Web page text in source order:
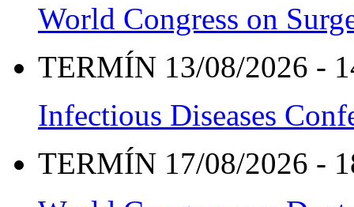
World Congress on
TERMÍN 13/08/2026 -
Infectious Diseases
TERMÍN 17/08/2026 -